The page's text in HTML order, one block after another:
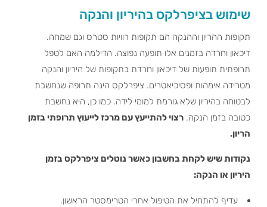
שימוש בציפרלקס בהיריון והנקה
תקופות ההריון וההנקה הם תקופות רוויות סטרס וגם שמחה.
דיכאון וחרדה בזמנים אלו תופעה נפוצה. הדילמה האם לטפל
תרופתית תופעות של דיכאון וחרדת בתקופות של היריון והנקה
מטרידה אימהות ופסיכיאטרים. ציפרלקס הינה תרופה שנחשבת
לבטוחה בהיריון שלא גורמת למומי לידה. כמו כן, היא נחשבת
כטובה בזמן הנקה. רצוי להתייעץ עם מרכז לייעוץ תרופתי בזמן
הריון.
נקודות שיש לקחת בחשבון כאשר נוטלים ציפרלקס בזמן
היריון או הנקה:
עדיף להתחיל את הטיפול אחרי הטרימסטר הראשון.